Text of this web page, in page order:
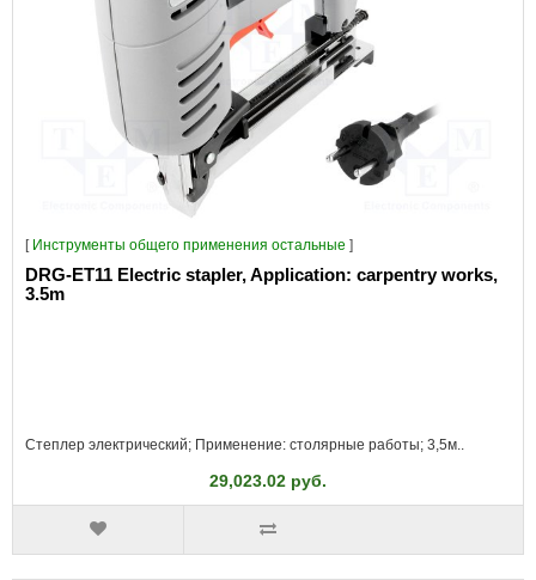
[ Инструменты общего применения остальные ]
DRG-ET11 Electric stapler, Application: carpentry works,
3.5m
Степлер электрический; Применение: столярные работы; 3,5м..
29,023.02 руб.